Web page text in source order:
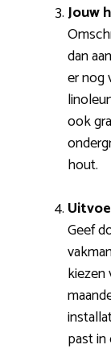
Jouw
dan
er nog
ook
hout.
Geef
past in